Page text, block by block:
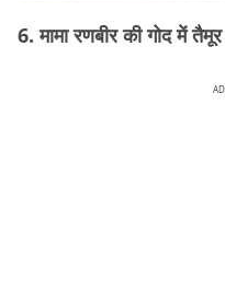
6. मामा रणबीर की गोद में तैमूर